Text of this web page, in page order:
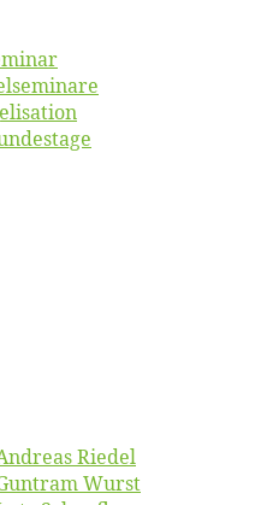
Riedel
Wurst